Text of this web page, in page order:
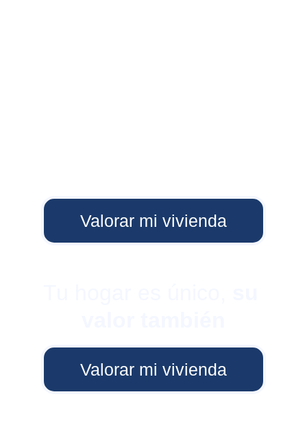
Valorar mi vivienda
Valorar mi vivienda